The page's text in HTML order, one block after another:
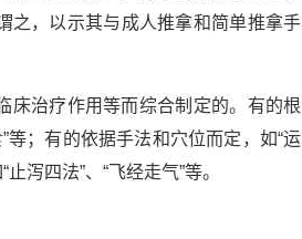
之，以示其与成人推拿和简单推拿手
床治疗作用等而综合制定的。有的根
等；有的依据手法和穴位而定，如“运
泻四法”、“飞经走气”等。